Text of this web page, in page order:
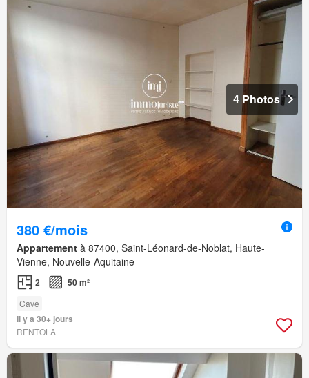
4 Photos
380 €/mois
Appartement à 87400, Saint-Léonard-de-Noblat, Haute-
Vienne, Nouvelle-Aquitaine
2 50 m²
Cave
Il y a 30+ jours
RENTOLA